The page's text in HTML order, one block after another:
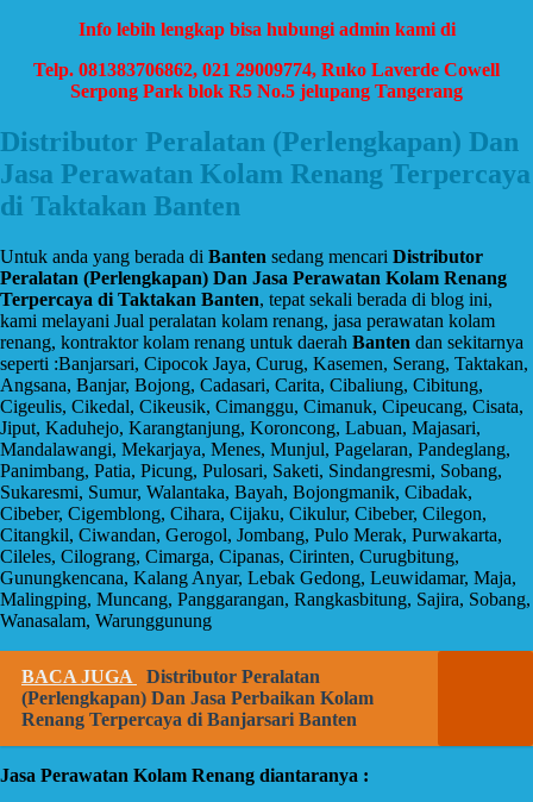
Info lebih lengkap bisa hubungi admin kami di
Telp. 081383706862, 021 29009774, Ruko Laverde Cowell
Serpong Park blok R5 No.5 jelupang Tangerang
Distributor Peralatan (Perlengkapan) Dan
Jasa Perawatan Kolam Renang Terpercaya
di Taktakan Banten
Untuk anda yang berada di Banten sedang mencari Distributor
Peralatan (Perlengkapan) Dan Jasa Perawatan Kolam Renang
Terpercaya di Taktakan Banten, tepat sekali berada di blog ini,
kami melayani Jual peralatan kolam renang, jasa perawatan kolam
renang, kontraktor kolam renang untuk daerah Banten dan sekitarnya
seperti :Banjarsari, Cipocok Jaya, Curug, Kasemen, Serang, Taktakan,
Angsana, Banjar, Bojong, Cadasari, Carita, Cibaliung, Cibitung,
Cigeulis, Cikedal, Cikeusik, Cimanggu, Cimanuk, Cipeucang, Cisata,
Jiput, Kaduhejo, Karangtanjung, Koroncong, Labuan, Majasari,
Mandalawangi, Mekarjaya, Menes, Munjul, Pagelaran, Pandeglang,
Panimbang, Patia, Picung, Pulosari, Saketi, Sindangresmi, Sobang,
Sukaresmi, Sumur, Walantaka, Bayah, Bojongmanik, Cibadak,
Cibeber, Cigemblong, Cihara, Cijaku, Cikulur, Cibeber, Cilegon,
Citangkil, Ciwandan, Gerogol, Jombang, Pulo Merak, Purwakarta,
Cileles, Cilograng, Cimarga, Cipanas, Cirinten, Curugbitung,
Gunungkencana, Kalang Anyar, Lebak Gedong, Leuwidamar, Maja,
Malingping, Muncang, Panggarangan, Rangkasbitung, Sajira, Sobang,
Wanasalam, Warunggunung
BACA JUGA
Distributor Peralatan
(Perlengkapan) Dan Jasa Perbaikan Kolam
Renang Terpercaya di Banjarsari Banten
Jasa Perawatan Kolam Renang diantaranya :